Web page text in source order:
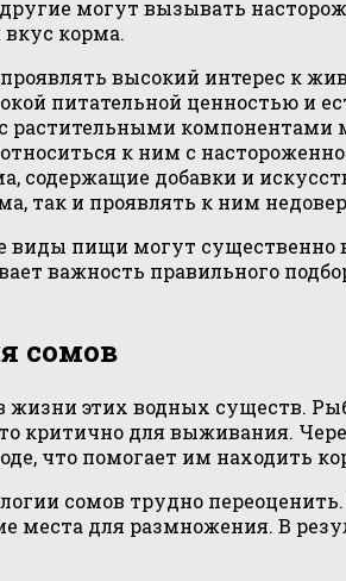
могут вызывать
корма.
высокий интерес к
питательной ценностью и
растительными компонентами
к ним с
содержащие добавки и
так и проявлять к ним
виды пищи могут существенно
важность правильного
сомов
этих водных существ.
критично для выживания.
что помогает им находить
сомов трудно
места для размножения. В